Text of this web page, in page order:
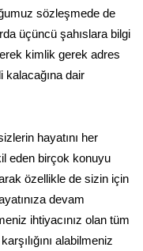
sözleşmede de
üçüncü şahıslara bilgi
kimlik gerek adres
kalacağına dair
hayatını her
eden birçok konuyu
özellikle de sizin için
devam
ihtiyacınız olan tüm
alabilmeniz